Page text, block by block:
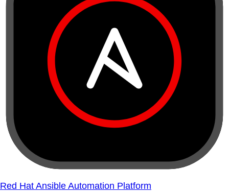
Red Hat Ansible Automation Platform